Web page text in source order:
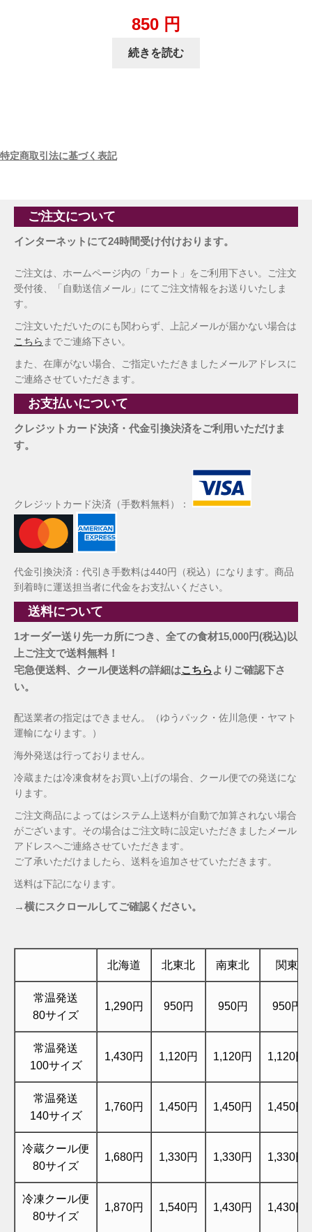
850 円
続きを読む
特定商取引法に基づく表記
ご注文について
インターネットにて24時間受け付けおります。
ご注文は、ホームページ内の「カート」をご利用下さい。ご注文
受付後、「自動送信メール」にてご注文情報をお送りいたしま
す。
ご注文いただいたのにも関わらず、上記メールが届かない場合は
こちら までご連絡下さい。
また、在庫がない場合、ご指定いただきましたメールアドレスに
ご連絡させていただきます。
お支払いについて
クレジットカード決済・代金引換決済をご利用いただけま
す。
クレジットカード決済（手数料無料）：
代金引換決済：代引き手数料は440円（税込）になります。商品
到着時に運送担当者に代金をお支払いください。
送料について
1オーダー送り先一カ所につき、全ての食材15,000円(税込)以
上ご注文で送料無料！
宅急便送料、クール便送料の詳細はこちらよりご確認下さ
い。
配送業者の指定はできません。（ゆうパック・佐川急便・ヤマト
運輸になります。）
海外発送は行っておりません。
冷蔵または冷凍食材をお買い上げの場合、クール便での発送にな
ります。
ご注文商品によってはシステム上送料が自動で加算されない場合
がございます。その場合はご注文時に設定いただきましたメール
アドレスへご連絡させていただきます。
ご了承いただけましたら、送料を追加させていただきます。
送料は下記になります。
→横にスクロールしてご確認ください。
北海道 北東北 南東北 関東
常温発送
80サイズ
1,290円 950円 950円 950円
常温発送
100サイズ
1,430円 1,120円 1,120円 1,120円
常温発送
140サイズ
1,760円 1,450円 1,450円 1,450円
冷蔵クール便
80サイズ
1,680円 1,330円 1,330円 1,330円
冷凍クール便
80サイズ
1,870円 1,540円 1,430円 1,430円